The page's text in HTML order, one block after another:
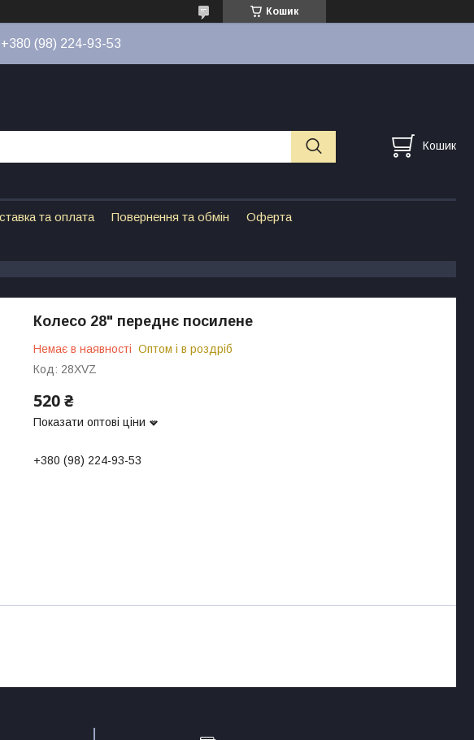
Кошик
(98) 224-93-53
Кошик
та оплата Повернення та обмін Оферта
Колесо 28" переднє посилене
Немає в наявності Оптом і в роздріб
Код: 28XVZ
520 ₴
Показати оптові ціни
+380 (98) 224-93-53